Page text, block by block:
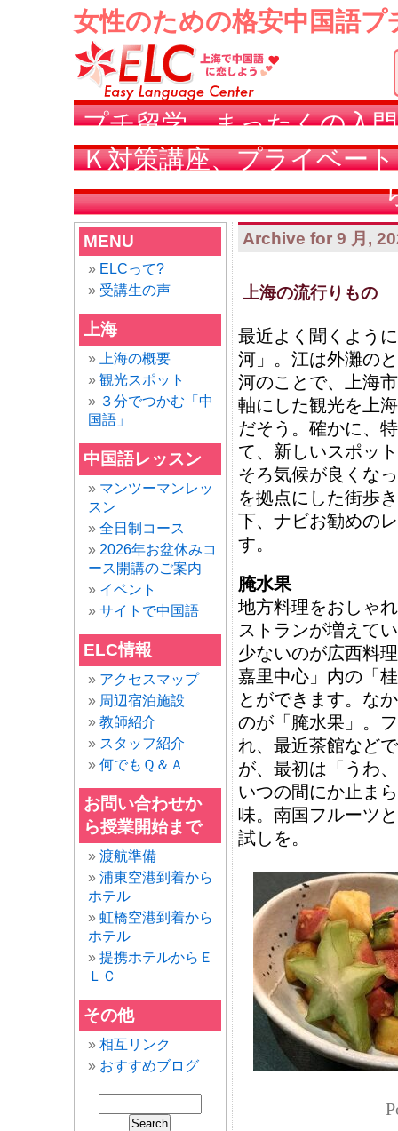
女性のための格安中国語
プチ留学、まったくの入
Ｋ対策講座、プライベー
MENU
ELCって?
受講生の声
上海
上海の概要
観光スポット
３分でつかむ「中
国語」
中国語レッスン
マンツーマンレッ
スン
全日制コース
2026年お盆休みコ
ース開講のご案内
イベント
サイトで中国語
ELC情報
アクセスマップ
周辺宿泊施設
教師紹介
スタッフ紹介
何でもＱ＆Ａ
お問い合わせか
ら授業開始まで
渡航準備
浦東空港到着から
ホテル
虹橋空港到着から
ホテル
提携ホテルからＥ
ＬＣ
その他
相互リンク
おすすめブログ
Archive for 9 月,
上海の流行りもの
最近よく聞くよう
河」。江は外灘の
河のことで、上海
軸にした観光を上
だそう。確かに、
て、新しいスポッ
そろ気候が良くな
を拠点にした街歩
下、ナビお勧めの
す。
腌水果
地方料理をおしゃ
ストランが増えて
少ないのが広西料
嘉里中心」内の「
とができます。な
のが「腌水果」。
れ、最近茶館など
が、最初は「うわ
いつの間にか止ま
味。南国フルーツ
試しを。